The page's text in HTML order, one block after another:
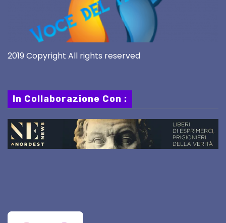
2019 Copyright All rights reserved
In Collaborazione Con :